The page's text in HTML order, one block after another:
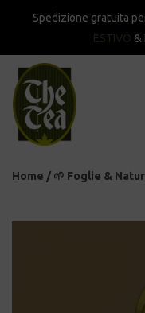
Spedizione gratuita
ESTIVO &
Home / 🌱 Foglie &